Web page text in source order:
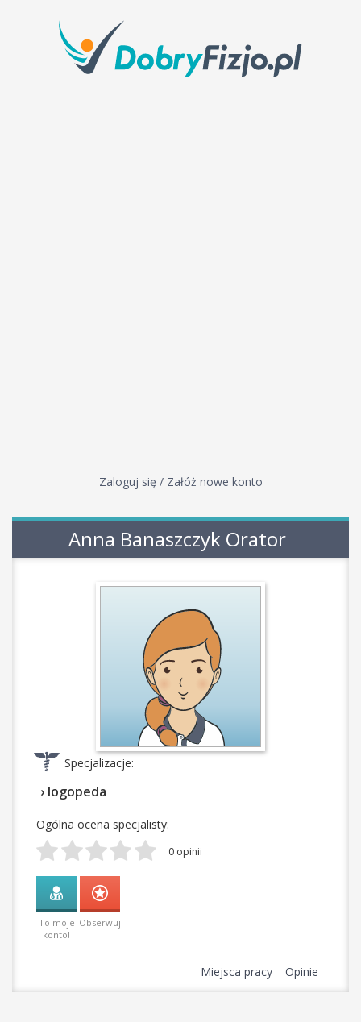
Zaloguj się / Załóż nowe konto
Anna Banaszczyk Orator
Specjalizacje:
› logopeda
Ogólna ocena specjalisty:
0 opinii
To moje
konto!
Obserwuj
Miejsca pracy Opinie